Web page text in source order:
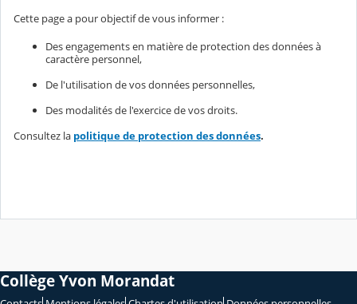
Cette page a pour objectif de vous informer :
Des engagements en matière de protection des données à
caractère personnel,
De l'utilisation de vos données personnelles,
Des modalités de l'exercice de vos droits.
Consultez la politique de protection des données.
Collège Yvon Morandat